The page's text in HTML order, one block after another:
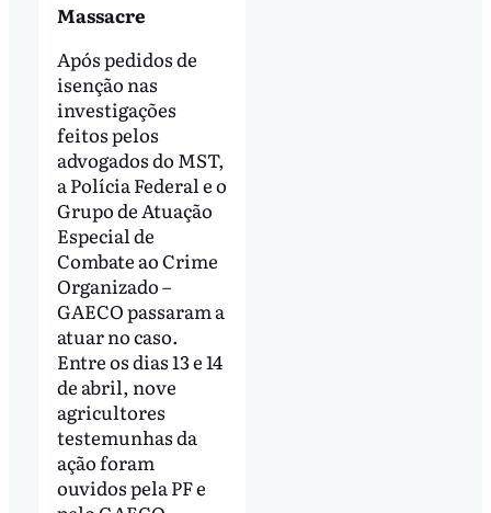
Massacre
Após pedidos de
isenção nas
investigações
feitos pelos
advogados do MST,
a Polícia Federal e o
Grupo de Atuação
Especial de
Combate ao Crime
Organizado –
GAECO passaram a
atuar no caso.
Entre os dias 13 e 14
de abril, nove
agricultores
testemunhas da
ação foram
ouvidos pela PF e